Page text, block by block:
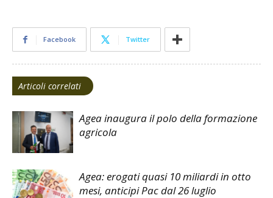
Facebook Twitter
Articoli correlati
Agea inaugura il polo della formazione
agricola
Agea: erogati quasi 10 miliardi in otto
mesi, anticipi Pac dal 26 luglio